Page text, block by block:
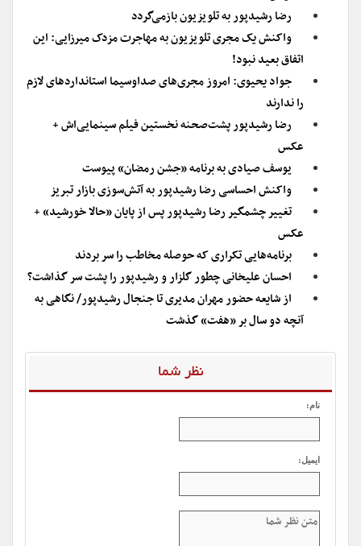
رضا رشیدپور به تلویزیون بازمی‌گردد
واکنش یک مجری تلویزیون به مهاجرت مزدک میرزایی: این
اتفاق بعید نبود!
جواد یحیوی: امروز مجری‌های صداوسیما استانداردهای لازم
را ندارند
رضا رشیدپور پشت‌صحنه نخستین فیلم سینمایی‌اش +
عکس
یوسف صیادی به برنامه «جشن رمضان» پیوست
واکنش احساسی رضا رشیدپور به آتش‌سوزی بازار تبریز
تغییر چشمگیر رضا رشیدپور پس از پایان «حالا خورشید» +
عکس
برنامه‌هایی تکراری که حوصله مخاطب را سر بردند
احسان علیخانی چطور گلزار و رشیدپور را پشت سر گذاشت؟
از شایعه حضور مهران مدیری تا جنجال رشیدپور/ نگاهی به
آنچه دو سال بر «هفت» گذشت
نظر شما
نام:
ایمیل: